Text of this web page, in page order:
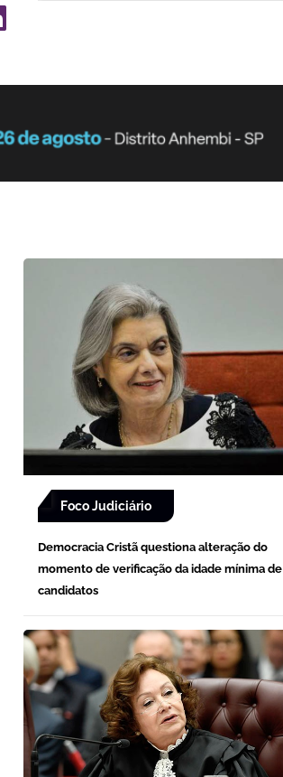
Foco Judiciário
Democracia Cristã questiona alteração do
momento de verificação da idade mínima de
candidatos